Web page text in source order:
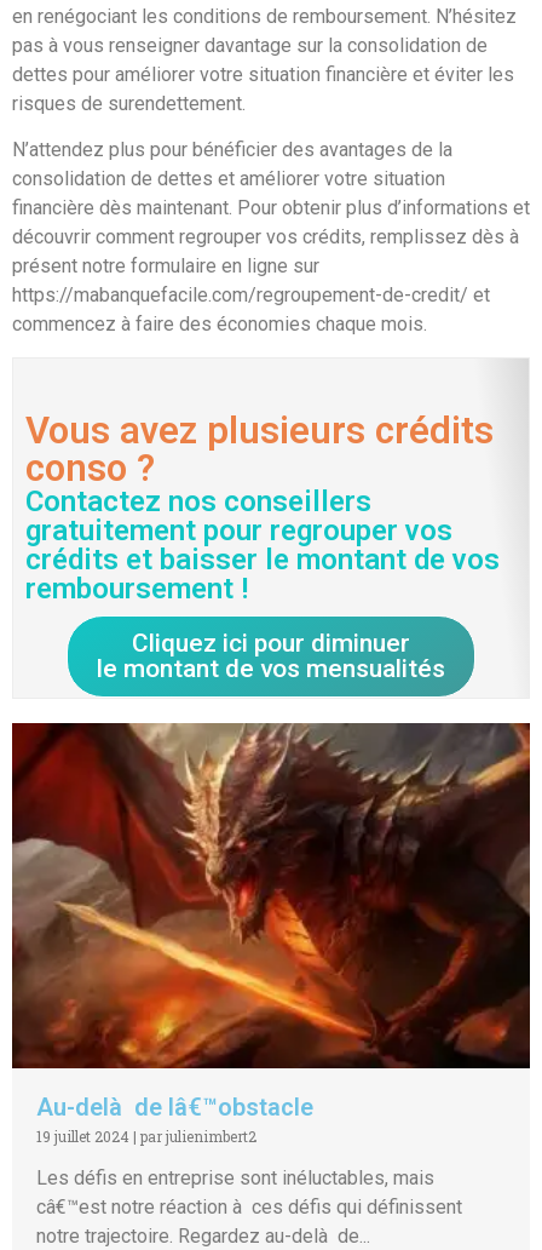
en renégociant les conditions de remboursement. N’hésitez
pas à vous renseigner davantage sur la consolidation de
dettes pour améliorer votre situation financière et éviter les
risques de surendettement.
N’attendez plus pour bénéficier des avantages de la
consolidation de dettes et améliorer votre situation
financière dès maintenant. Pour obtenir plus d’informations et
découvrir comment regrouper vos crédits, remplissez dès à
présent notre formulaire en ligne sur
https://mabanquefacile.com/regroupement-de-credit/ et
commencez à faire des économies chaque mois.
Vous avez plusieurs crédits
conso ?
Contactez nos conseillers
gratuitement pour regrouper vos
crédits et baisser le montant de vos
remboursement !
Cliquez ici pour diminuer
le montant de vos mensualités
Au-delà de lâ€™obstacle
19 juillet 2024 | par julienimbert2
Les défis en entreprise sont inéluctables, mais
câ€™est notre réaction à ces défis qui définissent
notre trajectoire. Regardez au-delà de...